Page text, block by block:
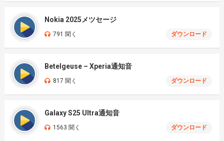
Nokia 2025メツセージ
791 聞く ダウンロード
Betelgeuse – Xperia通知音
817 聞く ダウンロード
Galaxy S25 Ultra通知音
1563 聞く ダウンロード